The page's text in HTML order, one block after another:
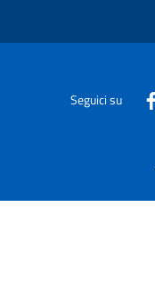
Seguici su